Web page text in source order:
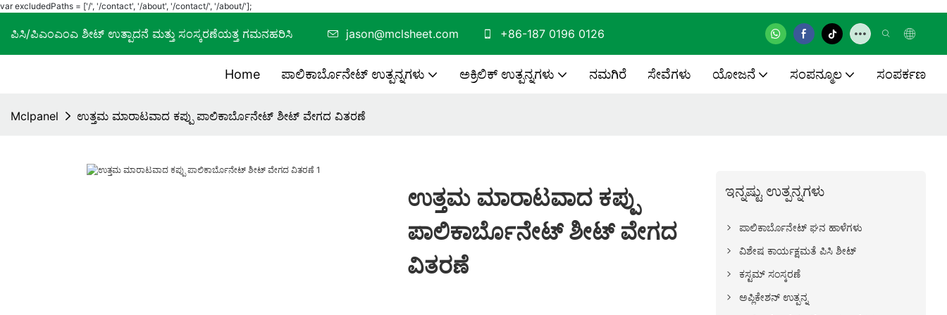
var excludedPaths = ['/', '/contact', '/about', '/contact/', '/about/'];
ಪಿಸಿ/ಪಿಎಂಎಂಎ ಶೀಟ್ ಉತ್ಪಾದನೆ ಮತ್ತು ಸಂಸ್ಕರಣೆಯತ್ತ ಗಮನಹರಿಸಿ jason@mclsheet.com +86-187 0196 0126
Home ಪಾಲಿಕಾರ್ಬೊನೇಟ್ ಉತ್ಪನ್ನಗಳು ಅಕ್ರಿಲಿಕ್ ಉತ್ಪನ್ನಗಳು ನಮಗಿರೆ ಸೇವೆಗಳು ಯೋಜನೆ ಸಂಪನ್ಮೂಲ ಸಂಪರ್ಕಣ
Mclpanel ಉತ್ತಮ ಮಾರಾಟವಾದ ಕಪ್ಪು ಪಾಲಿಕಾರ್ಬೊನೇಟ್ ಶೀಟ್ ವೇಗದ ವಿತರಣೆ
ಉತ್ತಮ ಮಾರಾಟವಾದ ಕಪ್ಪು
ಪಾಲಿಕಾರ್ಬೊನೇಟ್ ಶೀಟ್ ವೇಗದ
ವಿತರಣೆ
ಇನ್ನಷ್ಟು ಉತ್ಪನ್ನಗಳು
ಪಾಲಿಕಾರ್ಬೊನೇಟ್ ಘನ ಹಾಳೆಗಳು
ವಿಶೇಷ ಕಾರ್ಯಕ್ಷಮತೆ ಪಿಸಿ ಶೀಟ್
ಕಸ್ಟಮ್ ಸಂಸ್ಕರಣೆ
ಅಪ್ಲಿಕೇಶನ್ ಉತ್ಪನ್ನ